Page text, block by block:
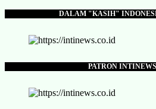
DALAM "KASIH"
PATRON